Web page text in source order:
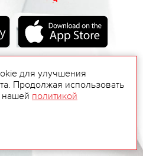
для улучшения
Продолжая использовать
нашей политикой